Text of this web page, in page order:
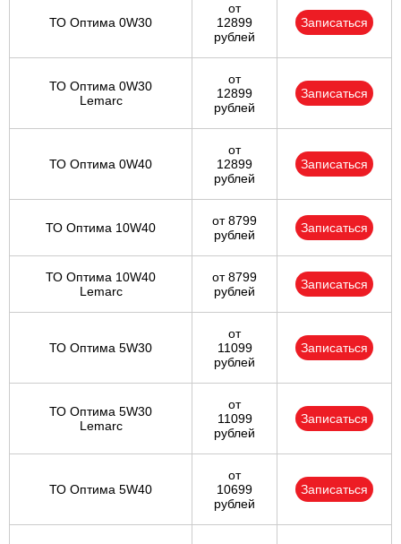
ТО Оптима 0W30
от
12899
рублей
Записаться
ТО Оптима 0W30
Lemarc
от
12899
рублей
Записаться
ТО Оптима 0W40
от
12899
рублей
Записаться
ТО Оптима 10W40
от 8799
рублей
Записаться
ТО Оптима 10W40
Lemarc
от 8799
рублей
Записаться
ТО Оптима 5W30
от
11099
рублей
Записаться
ТО Оптима 5W30
Lemarc
от
11099
рублей
Записаться
ТО Оптима 5W40
от
10699
рублей
Записаться